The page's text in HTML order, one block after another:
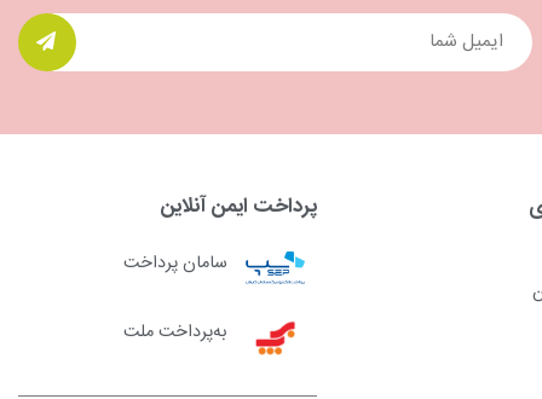
پرداخت ایمن آنلاین
سامان پرداخت
به‌پرداخت ملت